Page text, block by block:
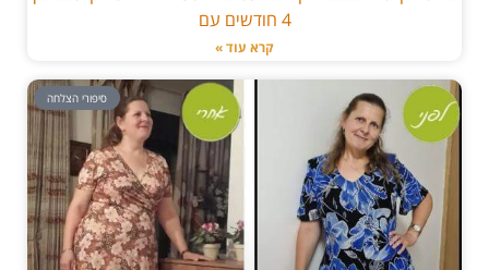
4 חודשים עם
קרא עוד »
סיפורי הצלחה